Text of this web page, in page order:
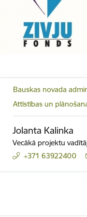
Bauskas novada
Attīstības un
Jolanta Kalinka
Vecākā projektu
+371 63922400